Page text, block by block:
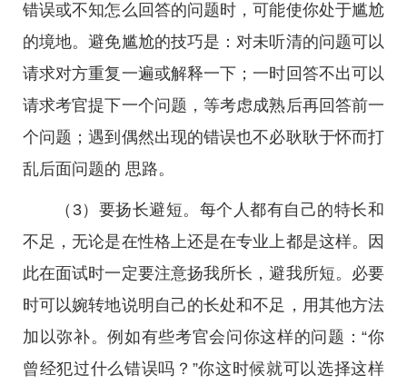
错误或不知怎么回答的问题时，可能使你处于尴尬
的境地。避免尴尬的技巧是：对未听清的问题可以
请求对方重复一遍或解释一下；一时回答不出可以
请求考官提下一个问题，等考虑成熟后再回答前一
个问题；遇到偶然出现的错误也不必耿耿于怀而打
乱后面问题的 思路。
（3）要扬长避短。每个人都有自己的特长和
不足，无论是在性格上还是在专业上都是这样。因
此在面试时一定要注意扬我所长，避我所短。必要
时可以婉转地说明自己的长处和不足，用其他方法
加以弥补。例如有些考官会问你这样的问题：“你
曾经犯过什么错误吗？”你这时候就可以选择这样